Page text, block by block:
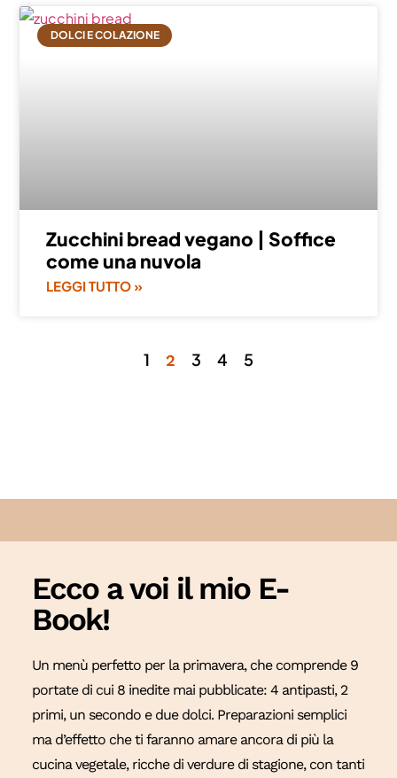
DOLCI E COLAZIONE
Zucchini bread vegano | Soffice
come una nuvola
LEGGI TUTTO »
1 2 3 4 5
Ecco a voi il mio E-
Book!
Un menù perfetto per la primavera, che comprende 9
portate di cui 8 inedite mai pubblicate: 4 antipasti, 2
primi, un secondo e due dolci. Preparazioni semplici
ma d’effetto che ti faranno amare ancora di più la
cucina vegetale, ricche di verdure di stagione, con tanti